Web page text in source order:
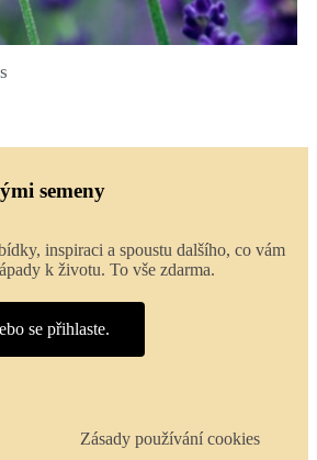
semeny
inspiraci a spoustu dalšího, co vám
k životu. To vše zdarma.
se přihlaste.
Zásady používání cookies